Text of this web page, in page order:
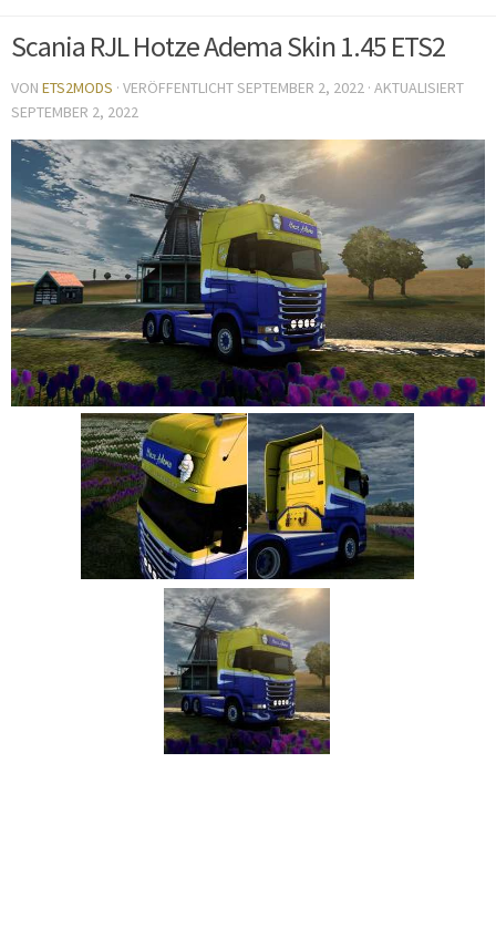
Scania RJL Hotze Adema Skin 1.45 ETS2
VON ETS2MODS · VERÖFFENTLICHTSEPTEMBER 2, 2022 · AKTUALISIERT
SEPTEMBER 2, 2022